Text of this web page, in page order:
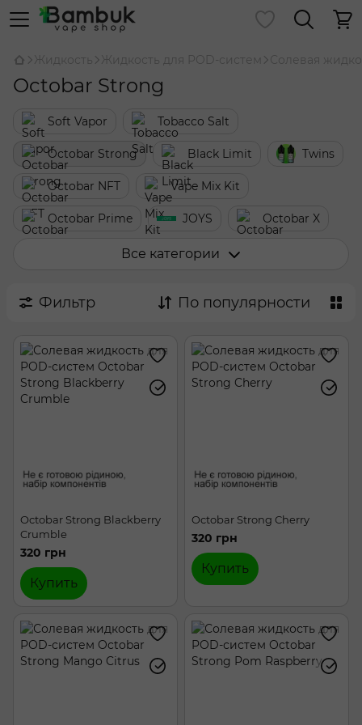
Жидкость Жидкость для POD-систем Солевая
Octobar Strong
Soft Vapor Tobacco Salt
Octobar Strong Black Limit Twins
Octobar NFT Vape Mix Kit
Octobar Prime JOYS Octobar X
Octobar FRESH & SOUR Octobar Classic
Chaser LUX
Chaser Special Berry Chaser 7 Years
Chaser My Mint Chaser Nova
Epix Mix Hype Black Hype Hard
Все категории
Фильтр По популярности
Octobar Strong Blackberry
Crumble
320 грн
Купить
Octobar Strong Cherry
320 грн
Купить